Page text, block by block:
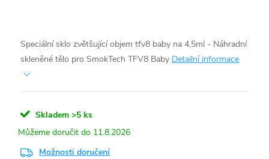
Speciální sklo zvětšující objem tfv8 baby na 4,5ml - Náhradní
skleněné tělo pro SmokTech TFV8 Baby Detailní informace
Skladem >5 ks
11.8.2026
Možnosti doručení